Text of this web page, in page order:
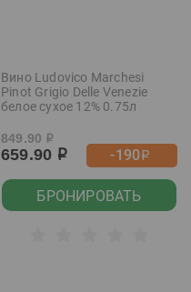
Вино Ludovico Marchesi
Pinot Grigio Delle Venezie
белое сухое 12% 0.75л
849.90 р
659.90 р -190р
БРОНИРОВАТЬ